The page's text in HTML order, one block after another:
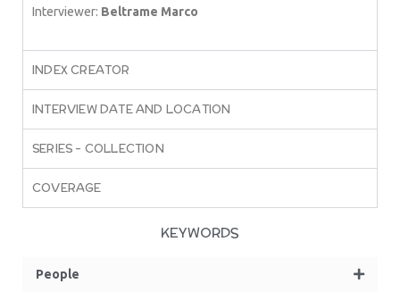
Interviewer: Beltrame Marco
INDEX CREATOR
INTERVIEW DATE AND LOCATION
SERIES – COLLECTION
COVERAGE
KEYWORDS
People